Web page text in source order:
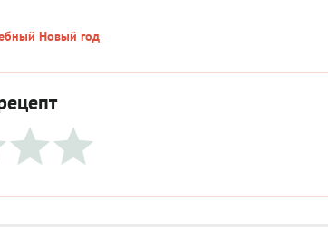
Новый год